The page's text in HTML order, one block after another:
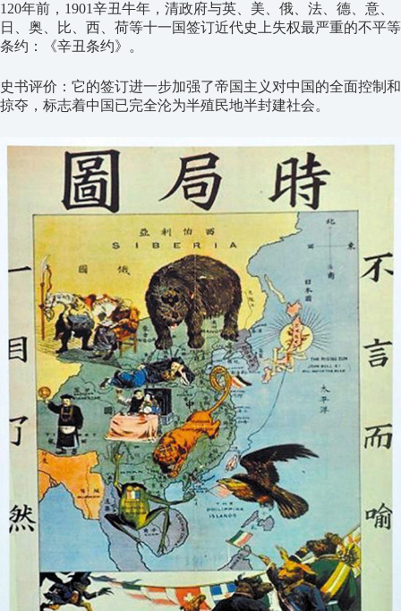
120年前，1901辛丑牛年，清政府与英、美、俄、法、德、意、
日、奥、比、西、荷等十一国签订近代史上失权最严重的不平等
条约：《辛丑条约》。
史书评价：它的签订进一步加强了帝国主义对中国的全面控制和
掠夺，标志着中国已完全沦为半殖民地半封建社会。